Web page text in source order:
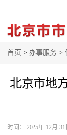
首页 > 办事服务 >
北京市地
时间： 2025年 12月